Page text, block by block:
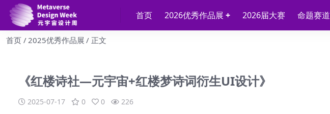
首页 2026优秀作品展 2026届大赛 命题赛道
首页 2025优秀作品展 正文
《红楼诗社—元宇宙+红楼梦诗词衍生UI设计》
2025-07-17 0 0 226